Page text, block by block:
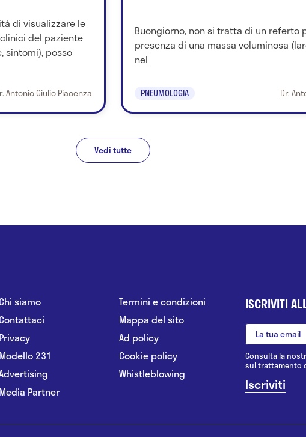
di visualizzare le
del paziente
sintomi), posso
Antonio Giulio Piacenza
Buongiorno, non si tratta di un referto
presenza di una massa voluminosa
nel
PNEUMOLOGIA Dr.
Vedi tutte
Chi siamo
Contattaci
Privacy
Modello 231
Media Partner
Termini e condizioni
Mappa del sito
Ad policy
Cookie policy
Whistleblowing
ISCRIVITI
Consulta la
sul trattamento